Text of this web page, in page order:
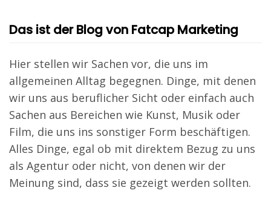
Das ist der Blog von Fatcap Marketing
Hier stellen wir Sachen vor, die uns im
allgemeinen Alltag begegnen. Dinge, mit denen
wir uns aus beruflicher Sicht oder einfach auch
Sachen aus Bereichen wie Kunst, Musik oder
Film, die uns ins sonstiger Form beschäftigen.
Alles Dinge, egal ob mit direktem Bezug zu uns
als Agentur oder nicht, von denen wir der
Meinung sind, dass sie gezeigt werden sollten.